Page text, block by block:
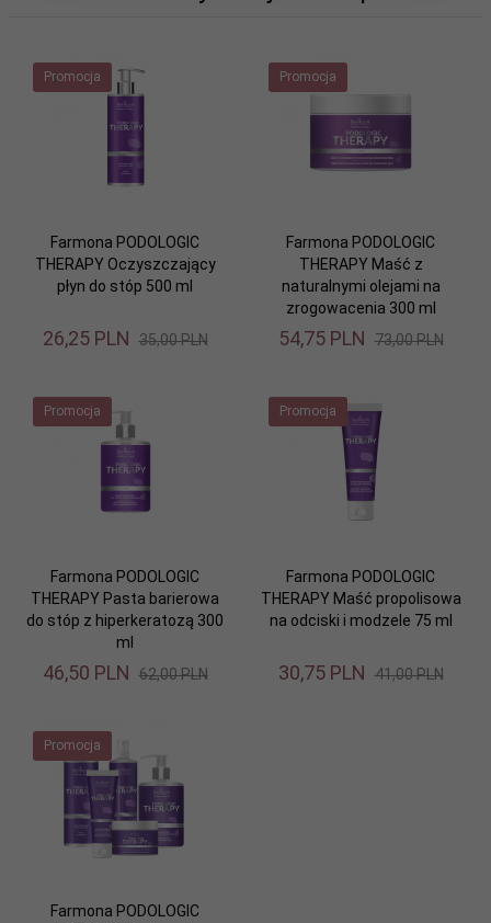
Promocja
Farmona PODOLOGIC
THERAPY Oczyszczający
płyn do stóp 500 ml
26,25 PLN 35,00 PLN
Promocja
Farmona PODOLOGIC
THERAPY Maść z
naturalnymi olejami na
zrogowacenia 300 ml
54,75 PLN 73,00 PLN
Promocja
Farmona PODOLOGIC
THERAPY Pasta barierowa
do stóp z hiperkeratozą 300
ml
46,50 PLN 62,00 PLN
Promocja
Farmona PODOLOGIC
THERAPY Maść propolisowa
na odciski i modzele 75 ml
30,75 PLN 41,00 PLN
Promocja
Farmona PODOLOGIC